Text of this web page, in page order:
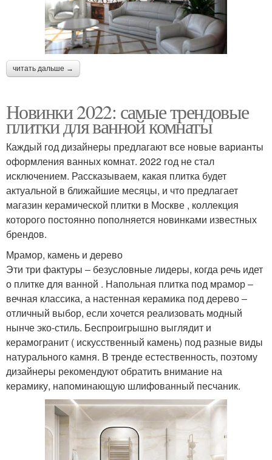
читать дальше →
Новинки 2022: самые трендовые
плитки для ванной комнаты
Каждый год дизайнеры предлагают все новые варианты
оформления ванных комнат. 2022 год не стал
исключением. Рассказываем, какая плитка будет
актуальной в ближайшие месяцы, и что предлагает
магазин керамической плитки в Москве , коллекция
которого постоянно пополняется новинками известных
брендов.
Мрамор, камень и дерево
Эти три фактуры ‒ безусловные лидеры, когда речь идет
о плитке для ванной . Напольная плитка под мрамор ‒
вечная классика, а настенная керамика под дерево ‒
отличный выбор, если хочется реализовать модный
нынче эко-стиль. Беспроигрышно выглядит и
керамогранит ( искусственный камень) под разные виды
натурального камня. В тренде естественность, поэтому
дизайнеры рекомендуют обратить внимание на
керамику, напоминающую шлифованный песчаник.